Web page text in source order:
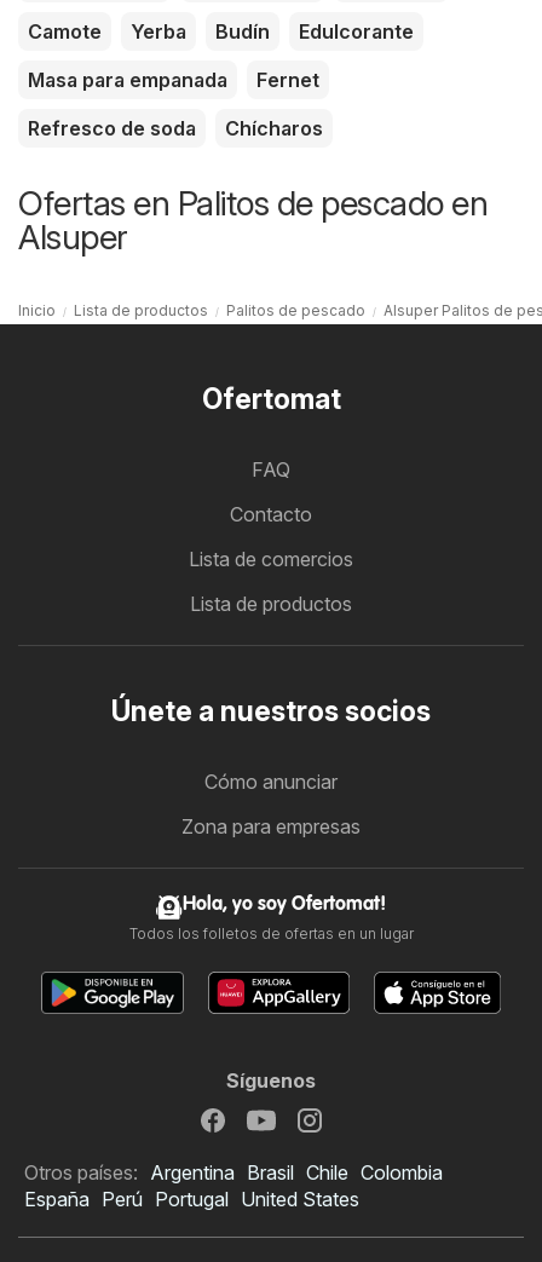
Camote
Yerba Budín
Edulcorante
Masa para empanada
Fernet
Refresco de soda
Chícharos
Ofertas en Palitos de pescado en
Alsuper
Inicio Lista de productos Palitos de pescado Alsuper Palitos de
Ofertomat
FAQ
Contacto
Lista de comercios
Lista de productos
Únete a nuestros socios
Cómo anunciar
Zona para empresas
Hola, yo soy Ofertomat!
Todos los folletos de ofertas en un lugar
Síguenos
Otros países: Argentina Brasil Chile Colombia
España Perú Portugal United States